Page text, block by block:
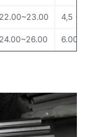
22.00~23.00 4,5 ~
24.00~26.00